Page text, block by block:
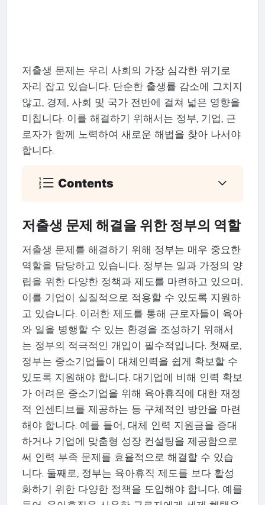
저출생 문제는 우리 사회의 가장 심각한 위기로
자리 잡고 있습니다. 단순한 출생률 감소에 그치지
않고, 경제, 사회 및 국가 전반에 걸쳐 넓은 영향을
미칩니다. 이를 해결하기 위해서는 정부, 기업, 근
로자가 함께 노력하여 새로운 해법을 찾아 나서야
합니다.
Contents
저출생 문제 해결을 위한 정부의 역할
저출생 문제를 해결하기 위해 정부는 매우 중요한
역할을 담당하고 있습니다. 정부는 일과 가정의 양
립을 위한 다양한 정책과 제도를 마련하고 있으며,
이를 기업이 실질적으로 적용할 수 있도록 지원하
고 있습니다. 이러한 제도를 통해 근로자들이 육아
와 일을 병행할 수 있는 환경을 조성하기 위해서
는 정부의 적극적인 개입이 필수적입니다. 첫째로,
정부는 중소기업들이 대체인력을 쉽게 확보할 수
있도록 지원해야 합니다. 대기업에 비해 인력 확보
가 어려운 중소기업을 위해 육아휴직에 대한 재정
적 인센티브를 제공하는 등 구체적인 방안을 마련
해야 합니다. 예를 들어, 대체 인력 지원금을 증대
하거나 기업에 맞춤형 성장 컨설팅을 제공함으로
써 인력 부족 문제를 효율적으로 해결할 수 있습
니다. 둘째로, 정부는 육아휴직 제도를 보다 활성
화하기 위한 다양한 정책을 도입해야 합니다. 예를